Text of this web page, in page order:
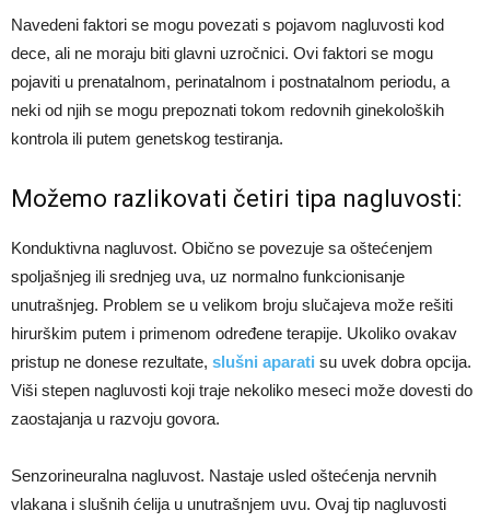
Navedeni faktori se mogu povezati s pojavom nagluvosti kod
dece, ali ne moraju biti glavni uzročnici. Ovi faktori se mogu
pojaviti u prenatalnom, perinatalnom i postnatalnom periodu, a
neki od njih se mogu prepoznati tokom redovnih ginekoloških
kontrola ili putem genetskog testiranja.
Možemo razlikovati četiri tipa nagluvosti:
Konduktivna nagluvost. Obično se povezuje sa oštećenjem
spoljašnjeg ili srednjeg uva, uz normalno funkcionisanje
unutrašnjeg. Problem se u velikom broju slučajeva može rešiti
hirurškim putem i primenom određene terapije. Ukoliko ovakav
pristup ne donese rezultate, slušni aparati su uvek dobra opcija.
Viši stepen nagluvosti koji traje nekoliko meseci može dovesti do
zaostajanja u razvoju govora.
Senzorineuralna nagluvost. Nastaje usled oštećenja nervnih
vlakana i slušnih ćelija u unutrašnjem uvu. Ovaj tip nagluvosti